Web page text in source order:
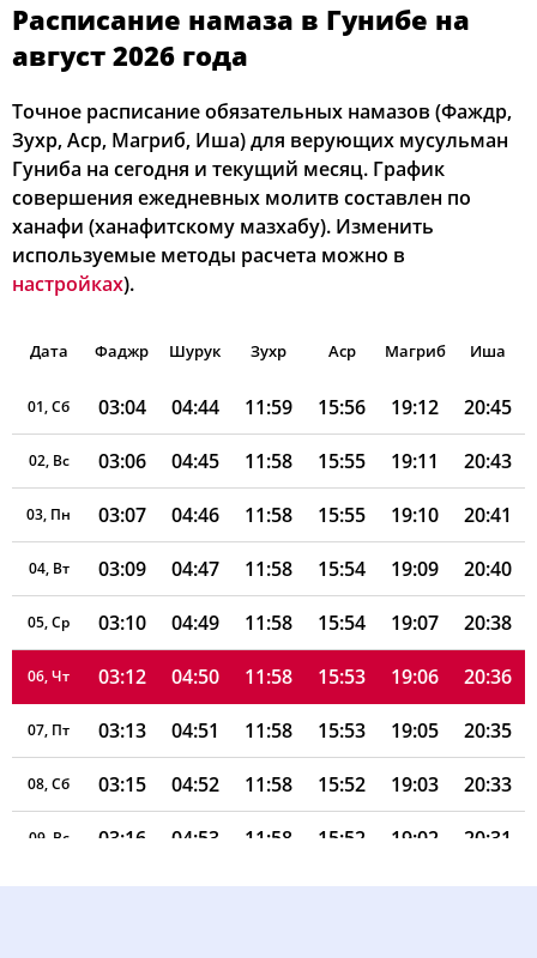
Расписание намаза в Гунибе на
август 2026 года
Точное расписание обязательных намазов (Фаждр,
Зухр, Аср, Магриб, Иша) для верующих мусульман
Гуниба на сегодня и текущий месяц. График
совершения ежедневных молитв составлен по
ханафи (ханафитскому мазхабу). Изменить
используемые методы расчета можно в
настройках).
Дата Фаджр Шурук Зухр Аср Магриб Иша
01, Сб 03:04 04:44 11:59 15:56 19:12 20:45
02, Вс 03:06 04:45 11:58 15:55 19:11 20:43
03, Пн 03:07 04:46 11:58 15:55 19:10 20:41
04, Вт 03:09 04:47 11:58 15:54 19:09 20:40
05, Ср 03:10 04:49 11:58 15:54 19:07 20:38
06, Чт 03:12 04:50 11:58 15:53 19:06 20:36
07, Пт 03:13 04:51 11:58 15:53 19:05 20:35
08, Сб 03:15 04:52 11:58 15:52 19:03 20:33
09, Вс 03:16 04:53 11:58 15:52 19:02 20:31
10, Пн 03:18 04:54 11:58 15:51 19:01 20:29